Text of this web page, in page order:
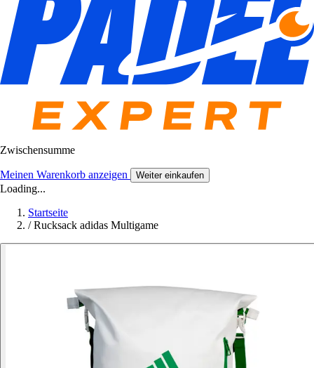
Zwischensumme
Meinen Warenkorb anzeigen Weiter einkaufen
Loading...
Startseite
/ Rucksack adidas Multigame